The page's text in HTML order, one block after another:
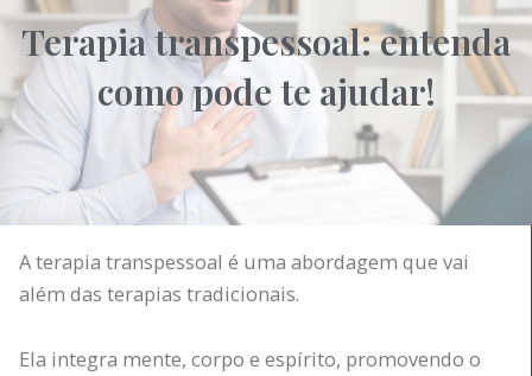
Terapia transpessoal: entenda
como pode te ajudar!
A terapia transpessoal é uma abordagem que vai
além das terapias tradicionais.
Ela integra mente, corpo e espírito, promovendo o